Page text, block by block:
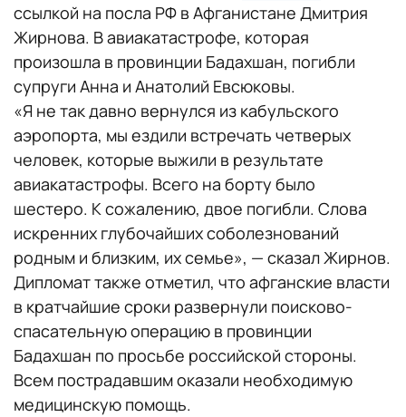
ссылкой на посла РФ в Афганистане Дмитрия
Жирнова. В авиакатастрофе, которая
произошла в провинции Бадахшан, погибли
супруги Анна и Анатолий Евсюковы.
«Я не так давно вернулся из кабульского
аэропорта, мы ездили встречать четверых
человек, которые выжили в результате
авиакатастрофы. Всего на борту было
шестеро. К сожалению, двое погибли. Слова
искренних глубочайших соболезнований
родным и близким, их семье», — сказал Жирнов.
Дипломат также отметил, что афганские власти
в кратчайшие сроки развернули поисково-
спасательную операцию в провинции
Бадахшан по просьбе российской стороны.
Всем пострадавшим оказали необходимую
медицинскую помощь.